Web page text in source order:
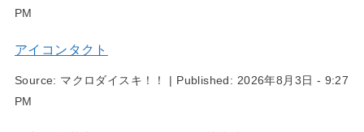
PM
アイコンタクト
Source: マクロダイスキ！！ | Published: 2026年8月3日 - 9:27
PM